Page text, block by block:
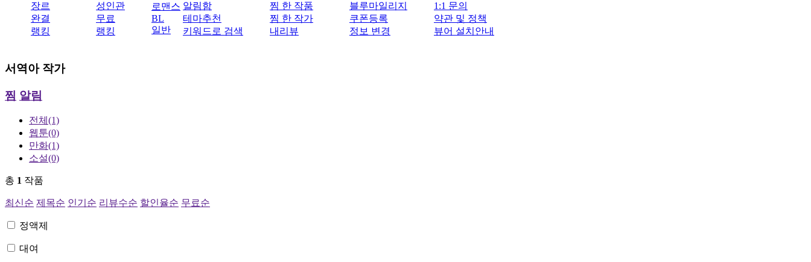
장르
완결
랭킹
성인관
무료
랭킹
로맨스
BL
일반
알림함
테마추천
키워드로 검색
찜 한 작품
찜 한 작가
내리뷰
블루마일리지
쿠폰등록
정보 변경
1:1 문의
약관 및 정책
뷰어 설치안내
서역아작가
찜 알림
전체 (1)
웹툰(0)
만화(1)
소설(0)
총 1 작품
최신순 제목순 인기순 리뷰수순 할인율순 무료순
정액제
대여